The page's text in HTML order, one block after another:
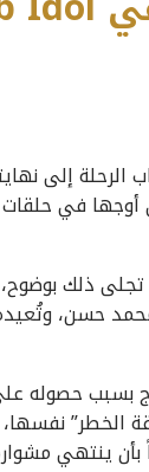
الرحلة إلى
وصلت المنافسة إلى
ذلك بوضوح،
حسن،
بسبب حصوله
الخطر”
ينتهي مشواره